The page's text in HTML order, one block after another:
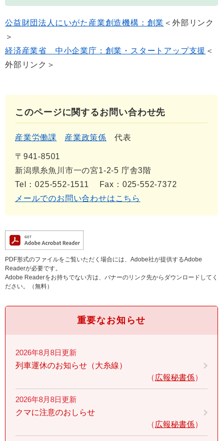
公益財団法人にいがた産業創造機構：創業 ＜外部リンク
＞
経済産業省 中小企業庁：創業・スタートアップ支援 ＜
外部リンク＞
このページに関するお問い合わせ先
産業労働課 産業政策係 代表
〒941-8501
新潟県糸魚川市一の宮1-2-5 庁舎3階
Tel：025-552-1511
Fax：025-552-7372
メールでのお問い合わせはこちら
PDF形式のファイルをご覧いただく場合には、Adobe社が提供するAdobe
Readerが必要です。
Adobe Readerをお持ちでない方は、バナーのリンク先からダウンロードしてく
ださい。（無料）
重要なお知らせ
2026年8月8日更新
列車運休のお知らせ（大糸線）
広報秘書係
2026年8月8日更新
クマに注意のおしらせ
広報秘書係